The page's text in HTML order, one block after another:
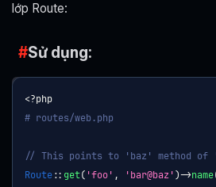
lớp Route:
Sử dụng:
<?php
# routes/web.php
// This points to 'baz' method of
Route:: get( 'foo' , 'bar@baz')->name